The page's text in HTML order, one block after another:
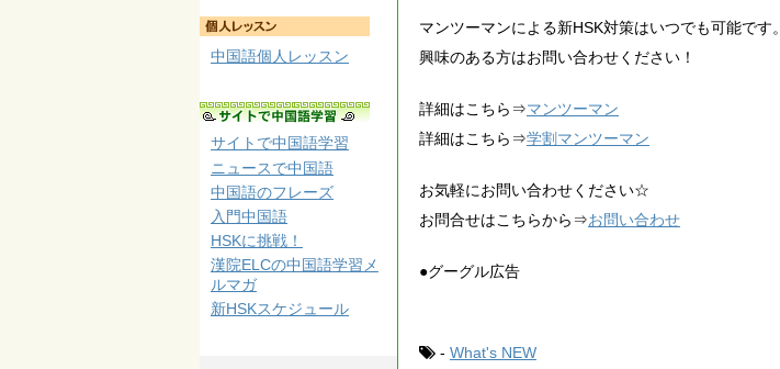
マンツーマンによる新HSK対策はいつでも可能です。
興味のある方はお問い合わせください！
詳細はこちら⇒マンツーマン
詳細はこちら⇒学割マンツーマン
お気軽にお問い合わせください☆
お問合せはこちらから⇒お問い合わせ
●グーグル広告
- What's NEW
中国語個人レッスン
サイトで中国語学習
ニュースで中国語
中国語のフレーズ
入門中国語
HSKに挑戦！
漢院ELCの中国語学習メ
ルマガ
新HSKスケジュール